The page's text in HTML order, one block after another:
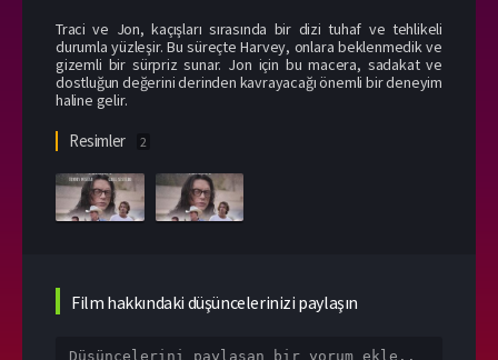
Traci ve Jon, kaçışları sırasında bir dizi tuhaf ve tehlikeli
durumla yüzleşir. Bu süreçte Harvey, onlara beklenmedik ve
gizemli bir sürpriz sunar. Jon için bu macera, sadakat ve
dostluğun değerini derinden kavrayacağı önemli bir deneyim
haline gelir.
Resimler 2
Film hakkındaki düşüncelerinizi paylaşın